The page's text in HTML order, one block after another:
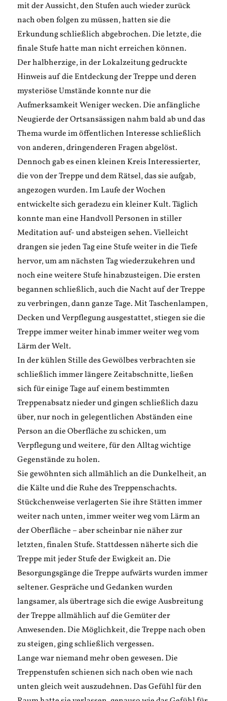
mit der Aussicht, den Stufen auch wieder zurück
nach oben folgen zu müssen, hatten sie die
Erkundung schließlich abgebrochen. Die letzte, die
finale Stufe hatte man nicht erreichen können.
Der halbherzige, in der Lokalzeitung gedruckte
Hinweis auf die Entdeckung der Treppe und deren
mysteriöse Umstände konnte nur die
Aufmerksamkeit Weniger wecken. Die anfängliche
Neugierde der Ortsansässigen nahm bald ab und das
Thema wurde im öffentlichen Interesse schließlich
von anderen, dringenderen Fragen abgelöst.
Dennoch gab es einen kleinen Kreis Interessierter,
die von der Treppe und dem Rätsel, das sie aufgab,
angezogen wurden. Im Laufe der Wochen
entwickelte sich geradezu ein kleiner Kult. Täglich
konnte man eine Handvoll Personen in stiller
Meditation auf- und absteigen sehen. Vielleicht
drangen sie jeden Tag eine Stufe weiter in die Tiefe
hervor, um am nächsten Tag wiederzukehren und
noch eine weitere Stufe hinabzusteigen. Die ersten
begannen schließlich, auch die Nacht auf der Treppe
zu verbringen, dann ganze Tage. Mit Taschenlampen,
Decken und Verpflegung ausgestattet, stiegen sie die
Treppe immer weiter hinab immer weiter weg vom
Lärm der Welt.
In der kühlen Stille des Gewölbes verbrachten sie
schließlich immer längere Zeitabschnitte, ließen
sich für einige Tage auf einem bestimmten
Treppenabsatz nieder und gingen schließlich dazu
über, nur noch in gelegentlichen Abständen eine
Person an die Oberfläche zu schicken, um
Verpflegung und weitere, für den Alltag wichtige
Gegenstände zu holen.
Sie gewöhnten sich allmählich an die Dunkelheit, an
die Kälte und die Ruhe des Treppenschachts.
Stückchenweise verlagerten Sie ihre Stätten immer
weiter nach unten, immer weiter weg vom Lärm an
der Oberfläche – aber scheinbar nie näher zur
letzten, finalen Stufe. Stattdessen näherte sich die
Treppe mit jeder Stufe der Ewigkeit an. Die
Besorgungsgänge die Treppe aufwärts wurden immer
seltener. Gespräche und Gedanken wurden
langsamer, als übertrage sich die ewige Ausbreitung
der Treppe allmählich auf die Gemüter der
Anwesenden. Die Möglichkeit, die Treppe nach oben
zu steigen, ging schließlich vergessen.
Lange war niemand mehr oben gewesen. Die
Treppenstufen schienen sich nach oben wie nach
unten gleich weit auszudehnen. Das Gefühl für den